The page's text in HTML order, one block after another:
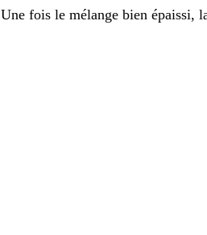
Une fois le mélange bien épaissi,